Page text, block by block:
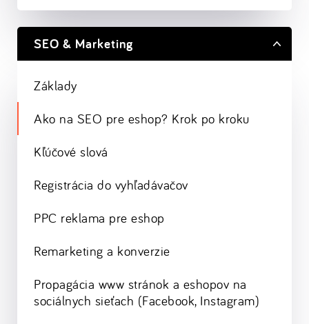
SEO & Marketing
Základy
Ako na SEO pre eshop? Krok po kroku
Kľúčové slová
Registrácia do vyhľadávačov
PPC reklama pre eshop
Remarketing a konverzie
Propagácia www stránok a eshopov na
sociálnych sieťach (Facebook, Instagram)